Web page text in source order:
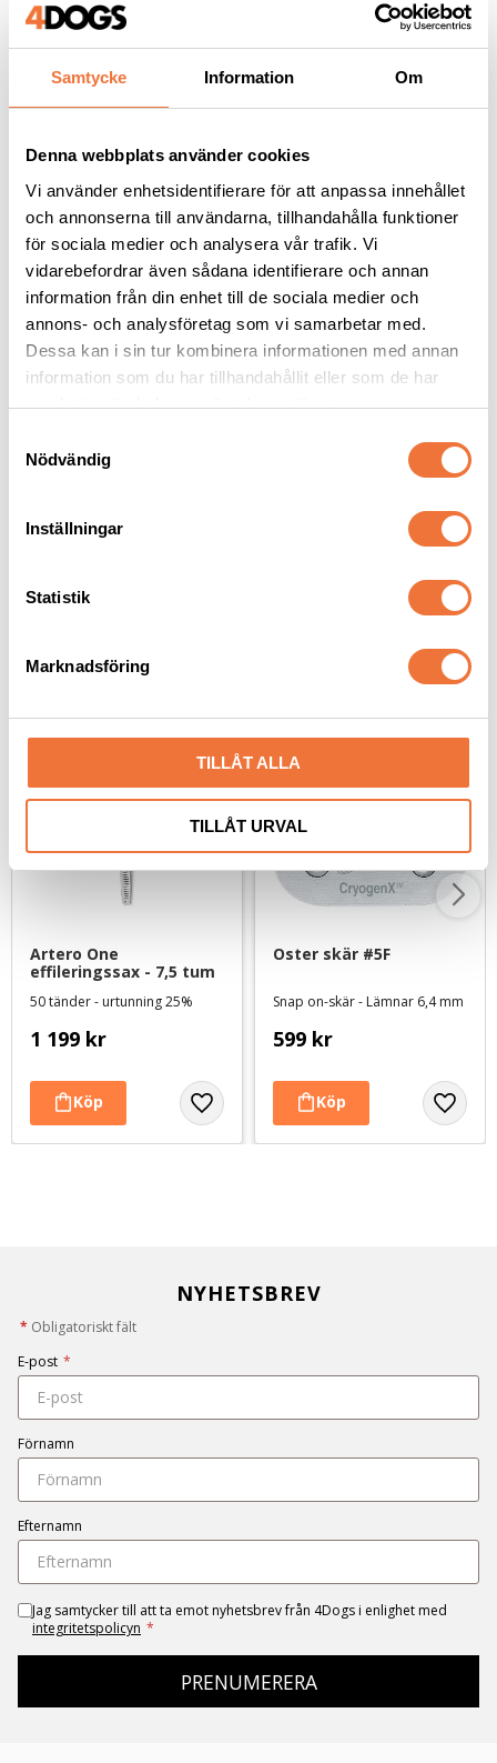
Samtycke Information Om
Denna webbplats använder cookies
Vi använder enhetsidentifierare för att anpassa innehållet
och annonserna till användarna, tillhandahålla funktioner
för sociala medier och analysera vår trafik. Vi
vidarebefordrar även sådana identifierare och annan
information från din enhet till de sociala medier och
annons- och analysföretag som vi samarbetar med.
Dessa kan i sin tur kombinera informationen med annan
information som du har tillhandahållit eller som de har
samlat in när du har använt deras tjänster.
Nödvändig
Inställningar
Statistik
Marknadsföring
TILLÅT ALLA
TILLÅT URVAL
Andra köpte även
koppel för trimgalge -
45 cm
CeramicEdge #30
Keramiskt snap on-skär - Lämnar 0,5 mm
Senaste besökta produkter
Artero One
effileringssax - 7,5 tum
50 tänder - urtunning 25%
1 199 kr
Oster skär #5F
Snap on-skär - Lämnar 6,4 mm
599 kr
NYHETSBREV
* Obligatoriskt fält
E-post *
Förnamn
Efternamn
Jag samtycker till att ta emot nyhetsbrev från 4Dogs i enlighet med
integritetspolicyn *
PRENUMERERA